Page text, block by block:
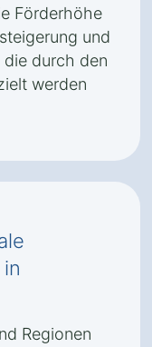
Förderhöhe
und
die durch den
werden
Regionen